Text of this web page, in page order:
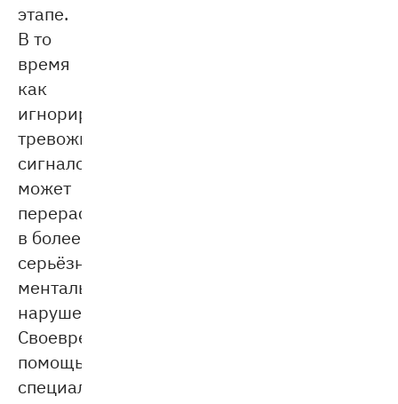
этапе.
В то
время
как
игнорирование
тревожных
сигналов
может
перерасти
в более
серьёзные
ментальные
нарушения.
Своевременная
помощь
специалиста